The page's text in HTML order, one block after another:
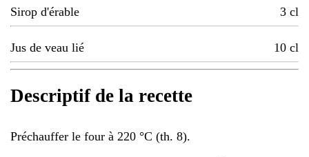
Sirop d'érable 3 cl
Jus de veau lié 10 cl
Descriptif de la recette
Préchauffer le four à 220 °C (th. 8).